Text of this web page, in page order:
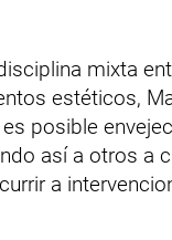
mixta
estéticos,
posible
así a otros a
a